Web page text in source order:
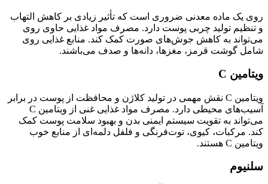
روی یک ماده معدنی ضروری است که تأثیر زیادی بر کاهش التهاب
و تنظیم تولید چربی پوست دارد. مصرف مواد غذایی حاوی روی
می‌تواند به کاهش جوش‌های صورت کمک کند. منابع غذایی روی
شامل گوشت قرمز، مغزها، دانه‌ها و صدف می‌باشند.
ویتامین C
ویتامین C نقش مهمی در تولید کلاژن و محافظت از پوست در برابر
آسیب‌های محیطی دارد. مصرف مواد غذایی غنی از ویتامین C
می‌تواند به تقویت سیستم ایمنی بدن و بهبود سلامت پوست کمک
کند. مرکبات، کیوی، توت‌فرنگی و فلفل دلمه‌ای از منابع خوب
ویتامین C هستند.
سلنیوم